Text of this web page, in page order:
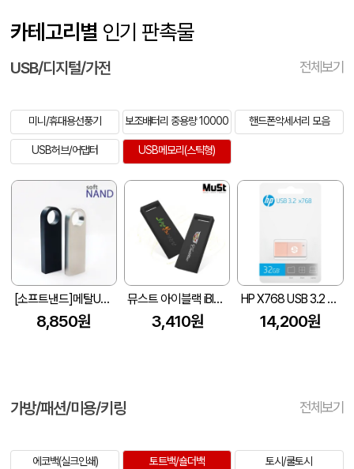
카테고리별 인기 판촉물
USB/디지털/가전 전체보기
미니/휴대용선풍기 보조배터리 중용량 10000 핸드폰악세서리 모음
USB허브/어댑터 USB메모리(스틱형)
[소프트낸드]메탈USB메모리 3.0 dy007 (16G-256G)
8,850원
뮤스트 아이블랙 iBlack USB 2.0 메모리(4GB~128GB)
3,410원
HP X768 USB 3.2 Flash Drives 휴대용 저장장치 32GB~ 128GB
14,200원
가방/패션/미용/키링 전체보기
에코백(실크인쇄) 토트백/숄더백 토시/쿨토시